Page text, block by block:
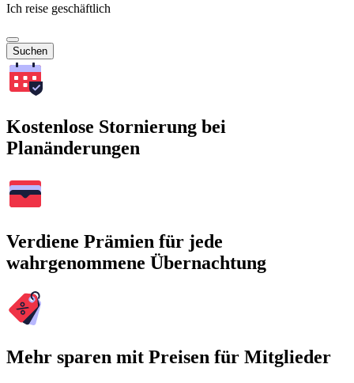
Ich reise geschäftlich
Suchen
Kostenlose Stornierung bei
Planänderungen
Verdiene Prämien für jede
wahrgenommene Übernachtung
Mehr sparen mit Preisen für Mitglieder